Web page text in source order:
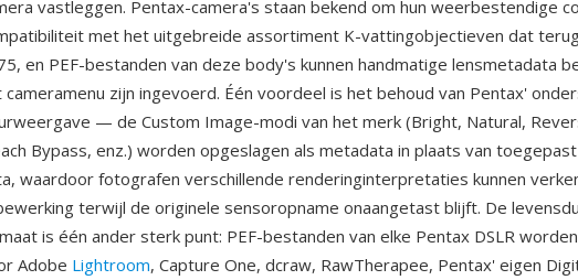
vastleggen. Pentax-camera's staan bekend om hun weerbestendige
met het uitgebreide assortiment K-vattingobjectieven dat
en PEF-bestanden van deze body's kunnen handmatige lensmetadata
cameramenu zijn ingevoerd. Één voordeel is het behoud van Pentax'
— de Custom Image-modi van het merk (Bright, Natural,
Bypass, enz.) worden opgeslagen als metadata in plaats van
waardoor fotografen verschillende renderinginterpretaties kunnen
terwijl de originele sensoropname onaangetast blijft. De
is één ander sterk punt: PEF-bestanden van elke Pentax DSLR
Adobe Lightroom, Capture One, dcraw, RawTherapee, Pentax' eigen